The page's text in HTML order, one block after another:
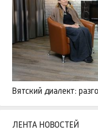
Вятский диалект:
ЛЕНТА НОВОСТЕЙ